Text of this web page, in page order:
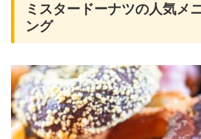
ミスタードーナツの人気メ
ング